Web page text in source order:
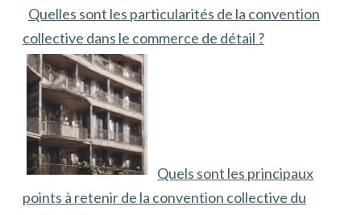
Quelles sont les particularités de la convention
collective dans le commerce de détail ?
Quels sont les principaux
points à retenir de la convention collective du